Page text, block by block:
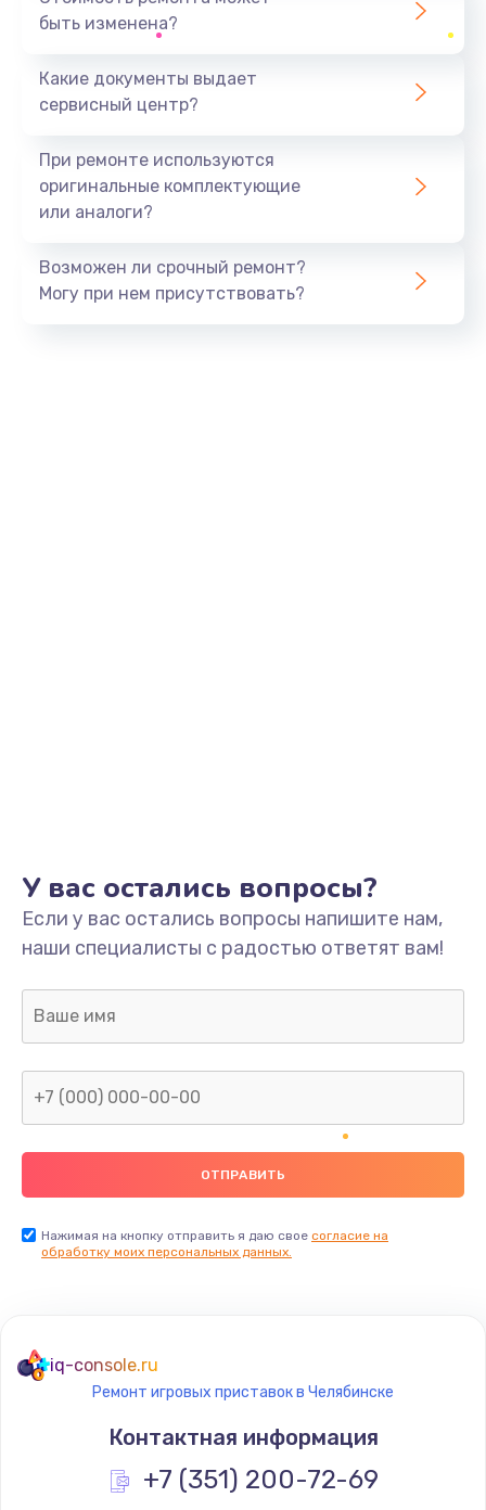
Ремонт южного моста
Замена батарейки BIOS
Заказать
Замена/Pемонт карбюратора
1300 руб.
Заказать
Ремонт капиллярной трубки
400 руб.
Заказать
Замена термостата
1200 руб.
Заказать
быть изменена?
Какие документы выдает
сервисный центр?
При ремонте используются
оригинальные комплектующие
или аналоги?
Возможен ли срочный ремонт?
Могу при нем присутствовать?
У вас остались вопросы?
Если у вас остались вопросы напишите нам,
наши специалисты с радостью ответят вам!
Нажимая на кнопку отправить я даю свое согласие на
обработку моих персональных данных.
iq-console.ru
Ремонт игровых приставок в Челябинске
Контактная информация
+7 (351) 200-72-69